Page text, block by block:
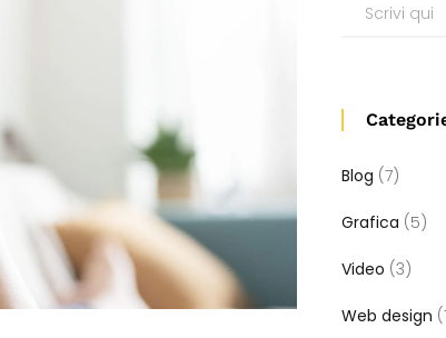
Search
Blog (7)
Grafica (5)
Video (3)
Web design